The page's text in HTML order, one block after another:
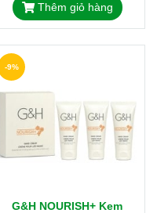
Thêm giỏ hàng
G&H NOURISH+ Kem
-9%